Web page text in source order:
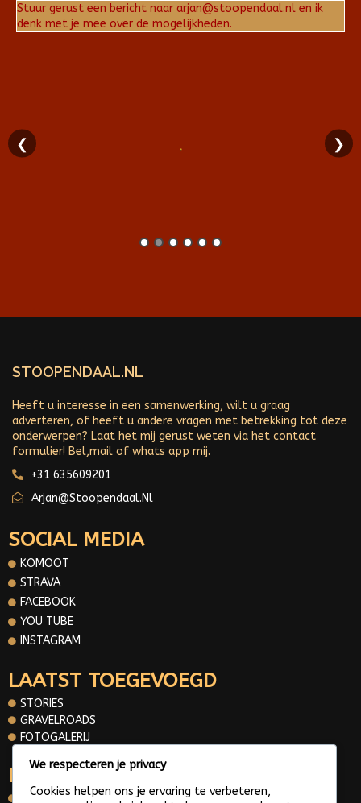
Stuur gerust een bericht naar arjan@stoopendaal.nl en ik
denk met je mee over de mogelijkheden.
❮ ❯
STOOPENDAAL.NL
Heeft u interesse in een samenwerking, wilt u graag
adverteren, of heeft u andere vragen met betrekking tot deze
onderwerpen? Laat het mij gerust weten via het contact
formulier! Bel,mail of whats app mij.
+31 635609201
Arjan@stoopendaal.nl
SOCIAL MEDIA
KOMOOT
STRAVA
FACEBOOK
YOU TUBE
INSTAGRAM
LAATST TOEGEVOEGD
STORIES
GRAVELROADS
FOTOGALERIJ
INFORMATIE
OVER MIJ
We respecteren je privacy
Cookies helpen ons je ervaring te verbeteren,